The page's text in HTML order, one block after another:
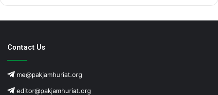
Contact Us
me@pakjamhuriat.org
editor@pakjamhuriat.org